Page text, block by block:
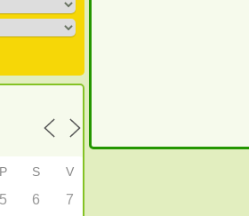
P S V
5 6 7